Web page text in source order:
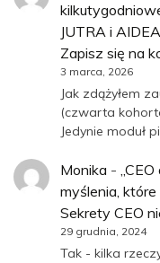
JUTRA i
Zapisz się na
3 marca, 2026
Jak zdążyłem
(czwarta
Jedynie moduł
Monika -
myślenia,
Sekrety CEO
29 grudnia, 2024
Tak - kilka